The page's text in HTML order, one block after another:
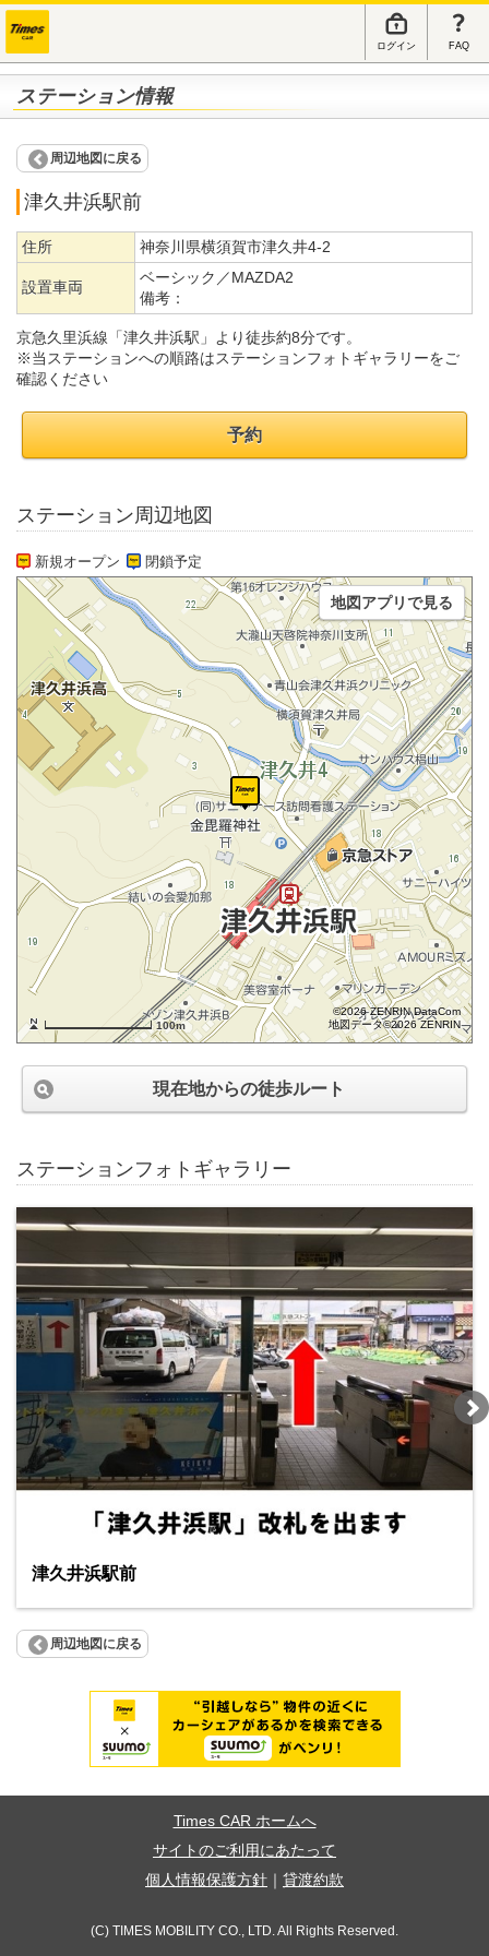
ログイン FAQ
ステーション情報
周辺地図に戻る
津久井浜駅前
住所 神奈川県横須賀市津久井4-2
設置車両
ベーシック／MAZDA2
備考：
京急久里浜線「津久井浜駅」より徒歩約8分です。
※当ステーションへの順路はステーションフォトギャラリーをご
確認ください
予約
ステーション周辺地図
新規オープン 閉鎖予定
100m
©2026 ZENRIN DataCom
地図データ©2026 ZENRIN
地図アプリで見る
現在地からの徒歩ルート
ステーションフォトギャラリー
津久井浜駅前
周辺地図に戻る
Times CAR ホームへ
サイトのご利用にあたって
個人情報保護方針
貸渡約款
(C) TIMES MOBILITY CO., LTD. All Rights Reserved.